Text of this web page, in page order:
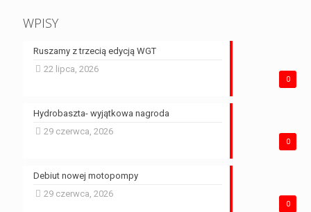
WPISY
0
Ruszamy z trzecią edycją WGT
22 lipca, 2026
0
Hydrobaszta- wyjątkowa nagroda
29 czerwca, 2026
0
Debiut nowej motopompy
29 czerwca, 2026